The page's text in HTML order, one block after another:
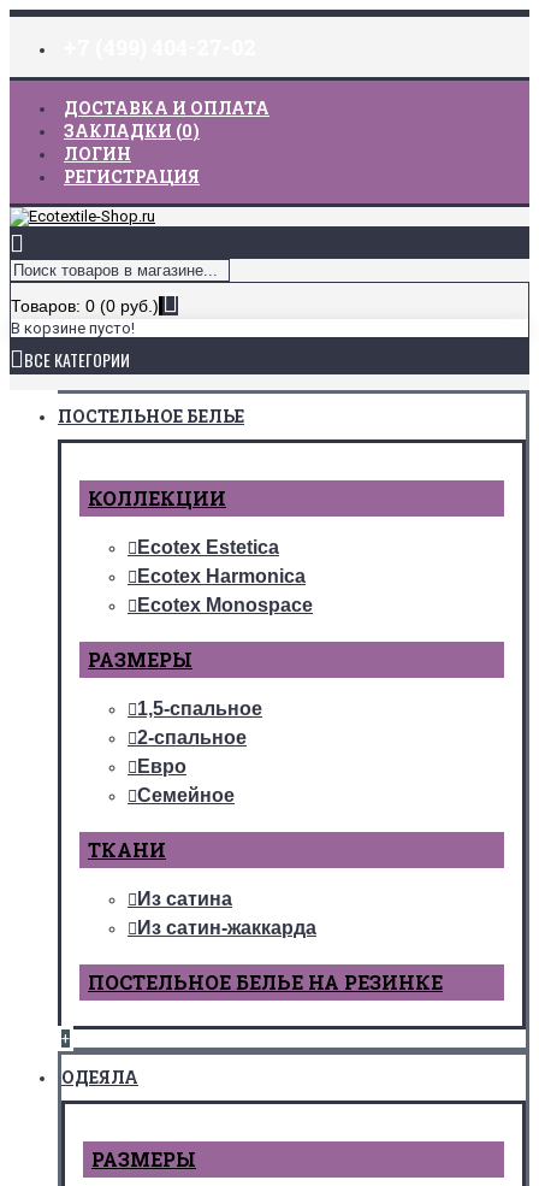
ДОСТАВКА И ОПЛАТА
ЗАКЛАДКИ (0)
ЛОГИН
РЕГИСТРАЦИЯ
Товаров: 0 (0 руб.)
В корзине пусто!
ВСЕ КАТЕГОРИИ
ПОСТЕЛЬНОЕ БЕЛЬЕ
КОЛЛЕКЦИИ
Ecotex Estetica
Ecotex Harmonica
Ecotex Monospace
РАЗМЕРЫ
1,5-спальное
2-спальное
Евро
Семейное
ТКАНИ
Из сатина
Из сатин-жаккарда
ПОСТЕЛЬНОЕ БЕЛЬЕ НА РЕЗИНКЕ
+
ОДЕЯЛА
РАЗМЕРЫ